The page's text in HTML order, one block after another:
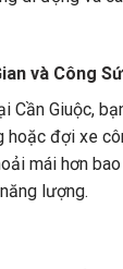
và Công
Cần Giuộc,
hoặc đợi xe
mái hơn
lượng.